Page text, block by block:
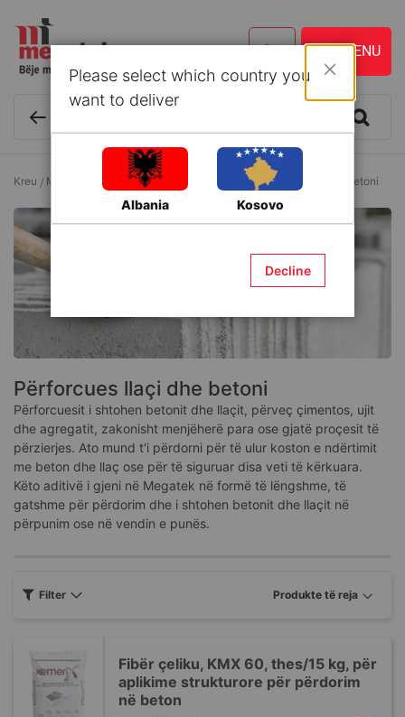
Kreu Materiale ndërtimi Inerte dhe Aditivë Përforcues llaçi dhe betoni
Përforcues llaçi dhe betoni
Përforcuesit i shtohen betonit dhe llaçit, përveç çimentos, ujit
dhe agregatit, zakonisht menjëherë para ose gjatë proçesit të
përzierjes. Ato mund t'i përdorni për të ulur koston e ndërtimit
me beton dhe llaç ose për të siguruar disa veti të kërkuara.
Këto aditivë i gjeni në Megatek në formë të lëngshme, të
gatshme për përdorim dhe i shtohen betonit dhe llaçit në
përpunim ose në vendin e punës.
Fibër çeliku, KMX 60, thes/15 kg, për
aplikime strukturore për përdorim
në beton
Filter
Please select which country you
want to deliver
Albania Kosovo
Decline